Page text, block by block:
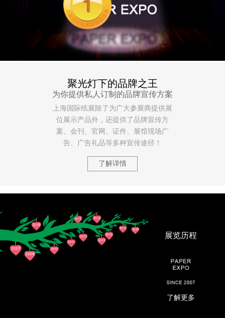
聚光灯下的品牌之王
为你提供私人订制的品牌宣传方案
上海国际纸展除了为广大参展商提供展
位展示产品外，还提供了品牌宣传方
案、会刊、官网、证件、展馆现场广
告、广告礼品等多种宣传途径！
了解详情
展览历程
了解更多